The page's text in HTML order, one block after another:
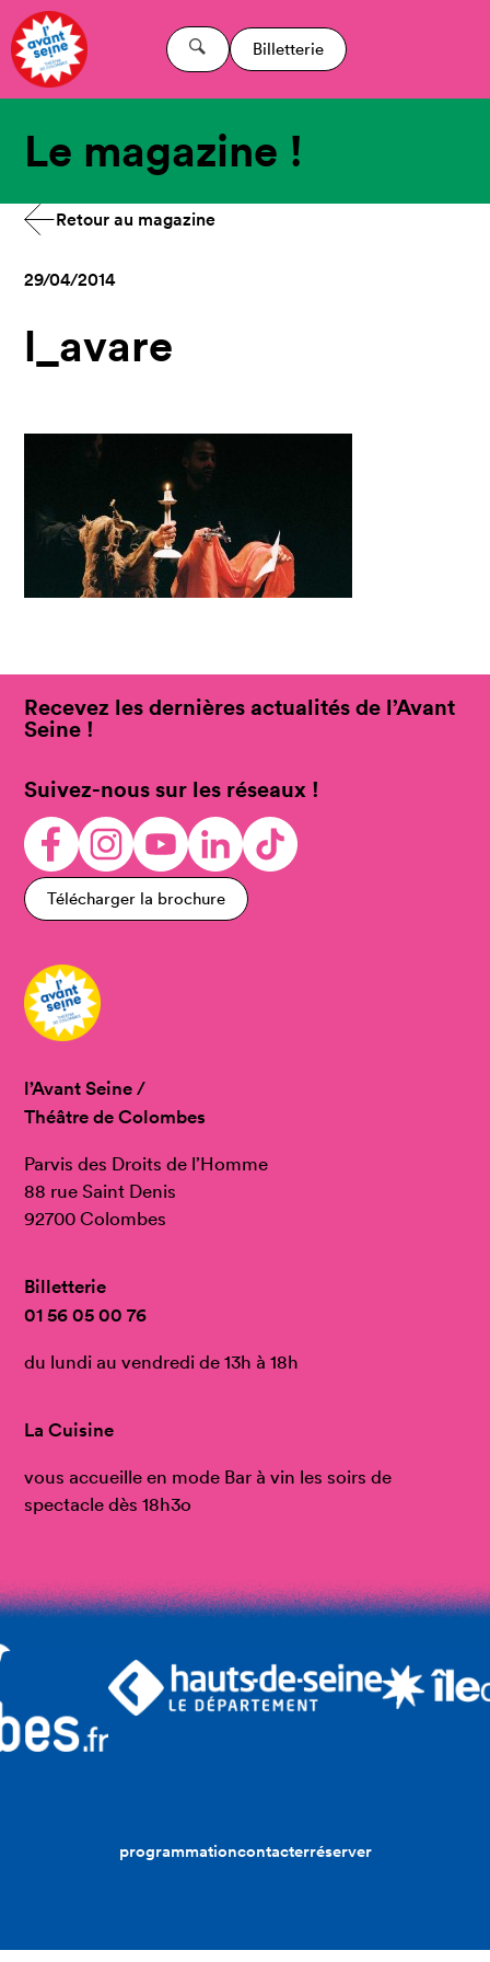
Billetterie
Le magazine !
Retour au magazine
29/04/2014
l_avare
Recevez les dernières actualités de l’Avant
Seine !
Suivez-nous sur les réseaux !
Télécharger la brochure
l’Avant Seine /
Théâtre de Colombes
Parvis des Droits de l’Homme
88 rue Saint Denis
92700 Colombes
Billetterie
01 56 05 00 76
du lundi au vendredi de 13h à 18h
La Cuisine
vous accueille en mode Bar à vin les soirs de
spectacle dès 18h3o
programmationcontacterréserver